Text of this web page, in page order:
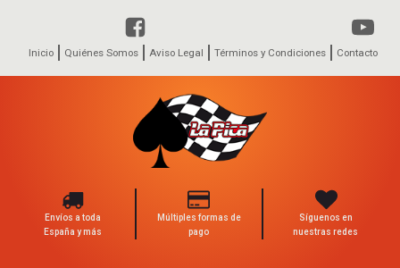
Inicio Quiénes Somos Aviso Legal Términos y Condiciones Contacto
Envíos a toda
España y más
Múltiples formas de
pago
Síguenos en
nuestras redes